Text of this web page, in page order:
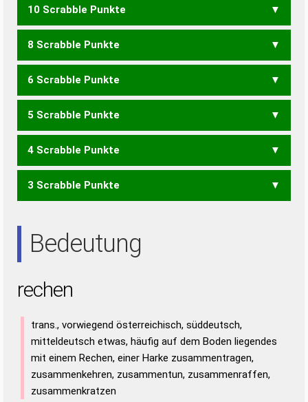
10 Scrabble Punkte
RECHNE
8 Scrabble Punkte
EHEC
6 Scrabble Punkte
CER EHERN EHREN REHEN
5 Scrabble Punkte
EHEN EHER EHRE HEER
4 Scrabble Punkte
EHE EHR HER REH RHE
3 Scrabble Punkte
Bedeutung
rechen
trans., vorwiegend österreichisch, süddeutsch,
mitteldeutsch etwas, häufig auf dem Boden liegendes
mit einem Rechen, einer Harke zusammentragen,
zusammenkehren, zusammentun, zusammenraffen,
zusammenkratzen